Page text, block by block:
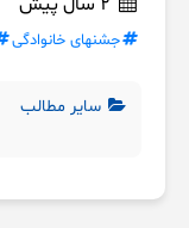
جشنهای خانوادگی
سایر مطالب